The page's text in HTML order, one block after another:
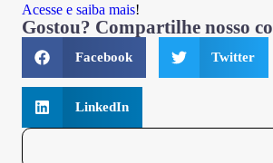
Acesse e saiba mais!
Gostou? Compartilhe nosso
Facebook Twitter
LinkedIn